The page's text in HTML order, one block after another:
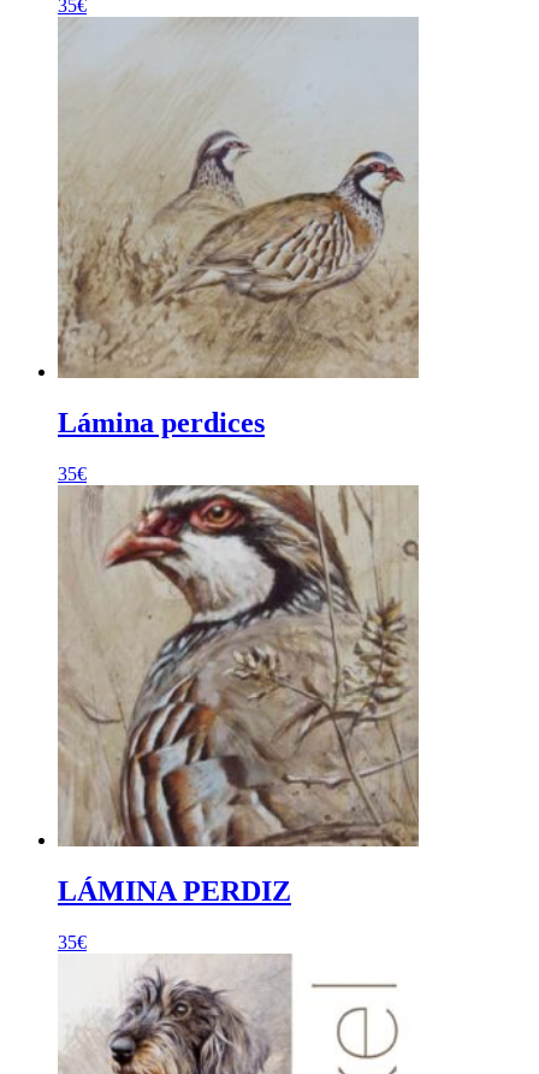
35€
Lámina perdices
35€
LÁMINA PERDIZ
35€